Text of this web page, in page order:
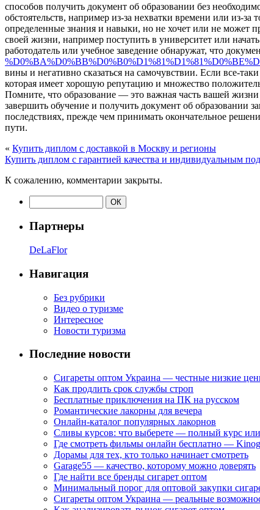
способов получить документ об образовании без
обстоятельств, например из-за нехватки времени или из-
определенные знания и навыки, но не хочет или не может
своей жизни, например поступить в университет или
работодатель или учебное заведение обнаружат, что
вины и негативно сказаться на самочувствии. Если все-
которая имеет хорошую репутацию и множество
Помните, что образование — это важная часть вашей
завершить обучение и получить документ об образовании
последствиях, прежде чем принимать окончательное
пути.
« Купить диплом с доставкой в Москву и регионы
Купить диплом с гарантией качества и индивидуальным
К сожалению, комментарии закрыты.
Партнеры
DeLaFlor
Навигация
Без рубрики
Видео о туризме
Интересное
Новости туризма
Последние новости
Сигареты оптом Украина — честные низкие
Как продлить срок службы строп
Бесплатные приключения на ПК на русском
Романтические лакорны для вечера
Онлайн-каталог популярных лакорнов
Сливы курсов: что выберете — полный курс
Где смотреть фильмы онлайн бесплатно —
Дорамы для тех, кто только начинает смотреть
Garage55 — качество, которому можно доверять
Где найти все бренды сигарет оптом
Минимальный порог для оптовой закупки
Сигареты оптом Украина — реальные